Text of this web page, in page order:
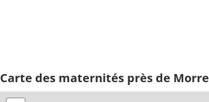
Carte des maternités près de Morre